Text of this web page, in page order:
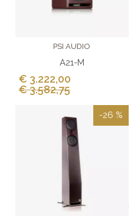
PSI AUDIO
A21-M
€ 3.222,00
€ 3.582,75
-26 %